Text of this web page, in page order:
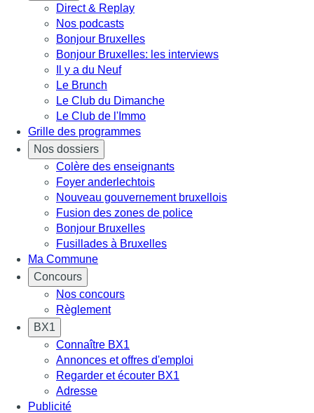
Direct & Replay
Nos podcasts
Bonjour Bruxelles
Bonjour Bruxelles: les interviews
Il y a du Neuf
Le Brunch
Le Club du Dimanche
Le Club de l'Immo
Grille des programmes
Nos dossiers
Colère des enseignants
Foyer anderlechtois
Nouveau gouvernement bruxellois
Fusion des zones de police
Bonjour Bruxelles
Fusillades à Bruxelles
Ma Commune
Concours
Nos concours
Règlement
BX1
Connaître BX1
Annonces et offres d'emploi
Regarder et écouter BX1
Adresse
Publicité